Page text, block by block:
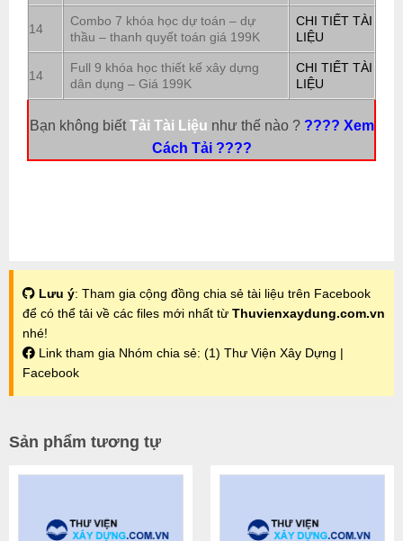
14
Combo 7 khóa học dự toán – dự
thầu – thanh quyết toán giá 199K
CHI TIẾT TÀI
LIỆU
14
Full 9 khóa học thiết kế xây dựng
dân dụng – Giá 199K
CHI TIẾT TÀI
LIỆU
Bạn không biếtTải Tài Liệu như thế nào ? ???? Xem
Cách Tải ????
Lưu ý: Tham gia cộng đồng chia sẻ tài liệu trên Facebook
để có thể tải về các files mới nhất từ Thuvienxaydung.com.vn
nhé!
Link tham gia Nhóm chia sẻ: (1) Thư Viện Xây Dựng |
Facebook
Sản phẩm tương tự